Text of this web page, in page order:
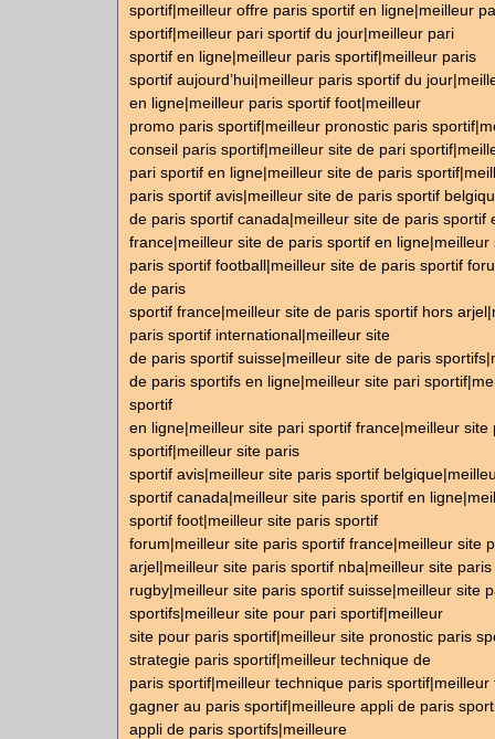
sportif|meilleur offre paris sportif en ligne|meilleur
sportif|meilleur pari sportif du jour|meilleur pari
sportif en ligne|meilleur paris sportif|meilleur paris
sportif aujourd’hui|meilleur paris sportif du
en ligne|meilleur paris sportif foot|meilleur
promo paris sportif|meilleur pronostic paris
conseil paris sportif|meilleur site de pari
pari sportif en ligne|meilleur site de paris
paris sportif avis|meilleur site de paris sportif
de paris sportif canada|meilleur site de paris sportif
france|meilleur site de paris sportif en ligne|meilleur
paris sportif football|meilleur site de paris sportif
de paris
sportif france|meilleur site de paris sportif hors
paris sportif international|meilleur site
de paris sportif suisse|meilleur site de paris
de paris sportifs en ligne|meilleur site pari
sportif
en ligne|meilleur site pari sportif france|meilleur site
sportif|meilleur site paris
sportif avis|meilleur site paris sportif
sportif canada|meilleur site paris sportif en
sportif foot|meilleur site paris sportif
forum|meilleur site paris sportif france|meilleur site
arjel|meilleur site paris sportif nba|meilleur site
rugby|meilleur site paris sportif suisse|meilleur site
sportifs|meilleur site pour pari sportif|meilleur
site pour paris sportif|meilleur site pronostic paris
strategie paris sportif|meilleur technique de
paris sportif|meilleur technique paris
gagner au paris sportif|meilleure appli de paris
appli de paris sportifs|meilleure